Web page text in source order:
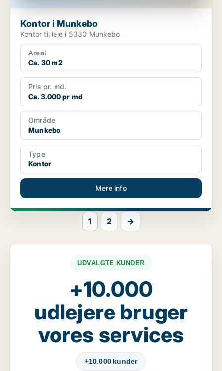
Kontor i Munkebo
Kontor til leje i 5330 Munkebo
Areal
Ca. 30 m2
Pris pr. md.
Ca. 3.000 pr md
Område
Munkebo
Type
Kontor
Mere info
1 2 →
UDVALGTE KUNDER
+10.000
udlejere bruger
vores services
+10.000 kunder